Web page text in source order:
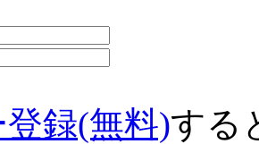
録(無料)する